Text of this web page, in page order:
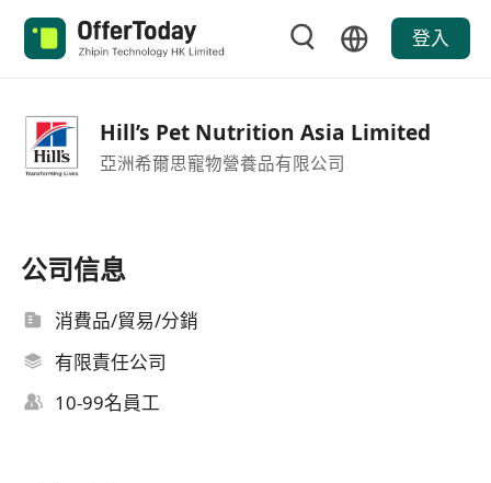
登入
Hill’s Pet Nutrition Asia Limited
亞洲希爾思寵物營養品有限公司
公司信息
消費品/貿易/分銷
有限責任公司
10-99名員工